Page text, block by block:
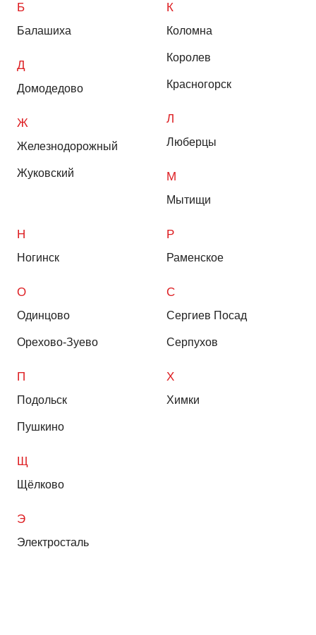
Б
Балашиха
Д
Домодедово
Ж
Железнодорожный
Жуковский
К
Коломна
Королев
Красногорск
Л
Люберцы
М
Мытищи
Н
Ногинск
О
Одинцово
Орехово-Зуево
П
Подольск
Пушкино
Р
Раменское
С
Сергиев Посад
Серпухов
Х
Химки
Щ
Щёлково
Э
Электросталь